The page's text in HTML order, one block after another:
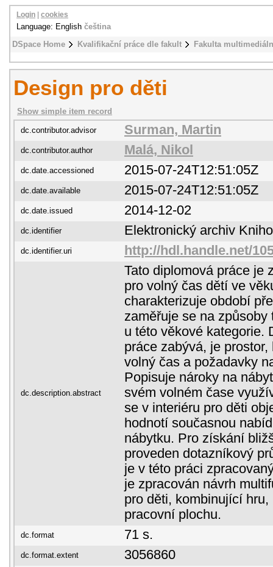
DSpace Home Kvalifikační práce dle fakult Fakulta
Login cookies
Language: English čeština
Design pro děti
Show simple item record
dc.contributor.advisor Surman, Martin
dc.contributor.author Malá, Nikol
dc.date.accessioned 2015-07-24T12:51:05Z
dc.date.available 2015-07-24T12:51:05Z
dc.date.issued 2014-12-02
dc.identifier Elektronický archiv
dc.identifier.uri http://hdl.handle.net/
dc.description.abstract
Tato diplomová práce je
pro volný čas dětí ve
charakterizuje období
zaměřuje se na
u této věkové kategorie.
práce zabývá, je
volný čas a požadavky
Popisuje nároky na
svém volném čase
se v interiéru pro děti
hodnotí současnou
nábytku. Pro získání
proveden dotazníkový
je v této práci
je zpracován návrh
pro děti, kombinující
pracovní plochu.
dc.format 71 s.
dc.format.extent 3056860